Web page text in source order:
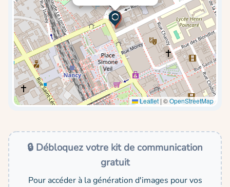
Leaflet | ©OpenStreetMap
🔒 Débloquez votre kit de communication
gratuit
Pour accéder à la génération d'images pour vos